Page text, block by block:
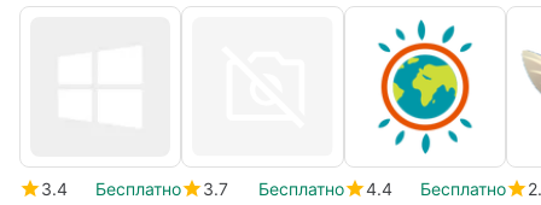
3.4
Бесплатно
3.7
Бесплатно
4.4
Бесплатно